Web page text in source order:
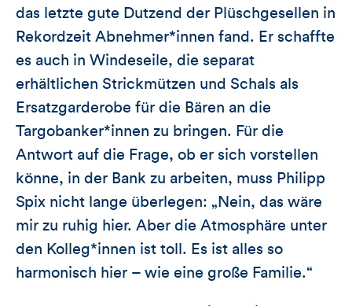
das letzte gute Dutzend der Plüschgesellen in
Rekordzeit Abnehmer*innen fand. Er schaffte
es auch in Windeseile, die separat
erhältlichen Strickmützen und Schals als
Ersatzgarderobe für die Bären an die
Targobanker*innen zu bringen. Für die
Antwort auf die Frage, ob er sich vorstellen
könne, in der Bank zu arbeiten, muss Philipp
Spix nicht lange überlegen: „Nein, das wäre
mir zu ruhig hier. Aber die Atmosphäre unter
den Kolleg*innen ist toll. Es ist alles so
harmonisch hier – wie eine große Familie.“